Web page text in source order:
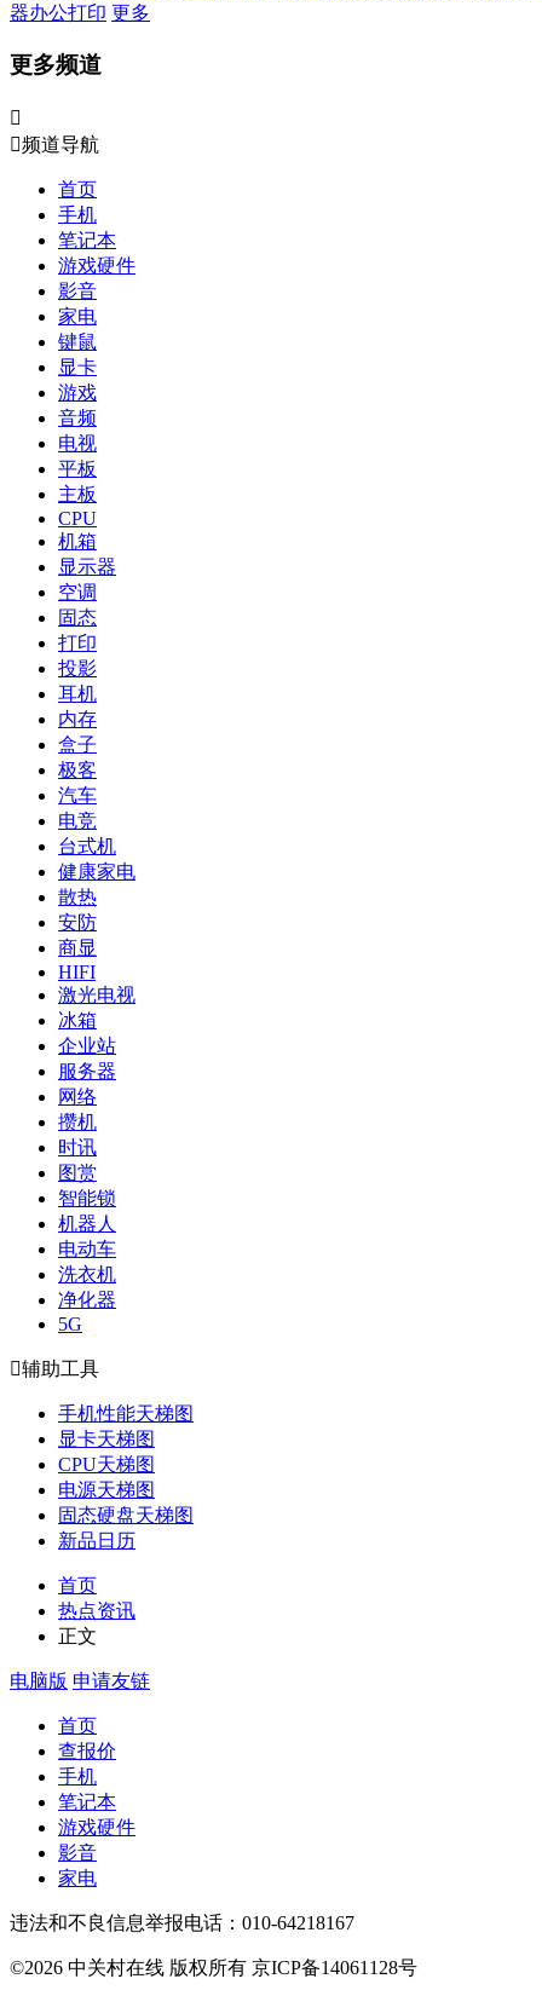
器办公打印 更多
更多频道

频道导航
首页
手机
笔记本
游戏硬件
影音
家电
键鼠
显卡
游戏
音频
电视
平板
主板
CPU
机箱
显示器
空调
固态
打印
投影
耳机
内存
盒子
极客
汽车
电竞
台式机
健康家电
散热
安防
商显
HIFI
激光电视
冰箱
企业站
服务器
网络
攒机
时讯
图赏
智能锁
机器人
电动车
洗衣机
净化器
5G
辅助工具
手机性能天梯图
显卡天梯图
CPU天梯图
电源天梯图
固态硬盘天梯图
新品日历
首页
热点资讯
正文
电脑版 申请友链
首页
查报价
手机
笔记本
游戏硬件
影音
家电
违法和不良信息举报电话：010-64218167
©2026 中关村在线 版权所有 京ICP备14061128号